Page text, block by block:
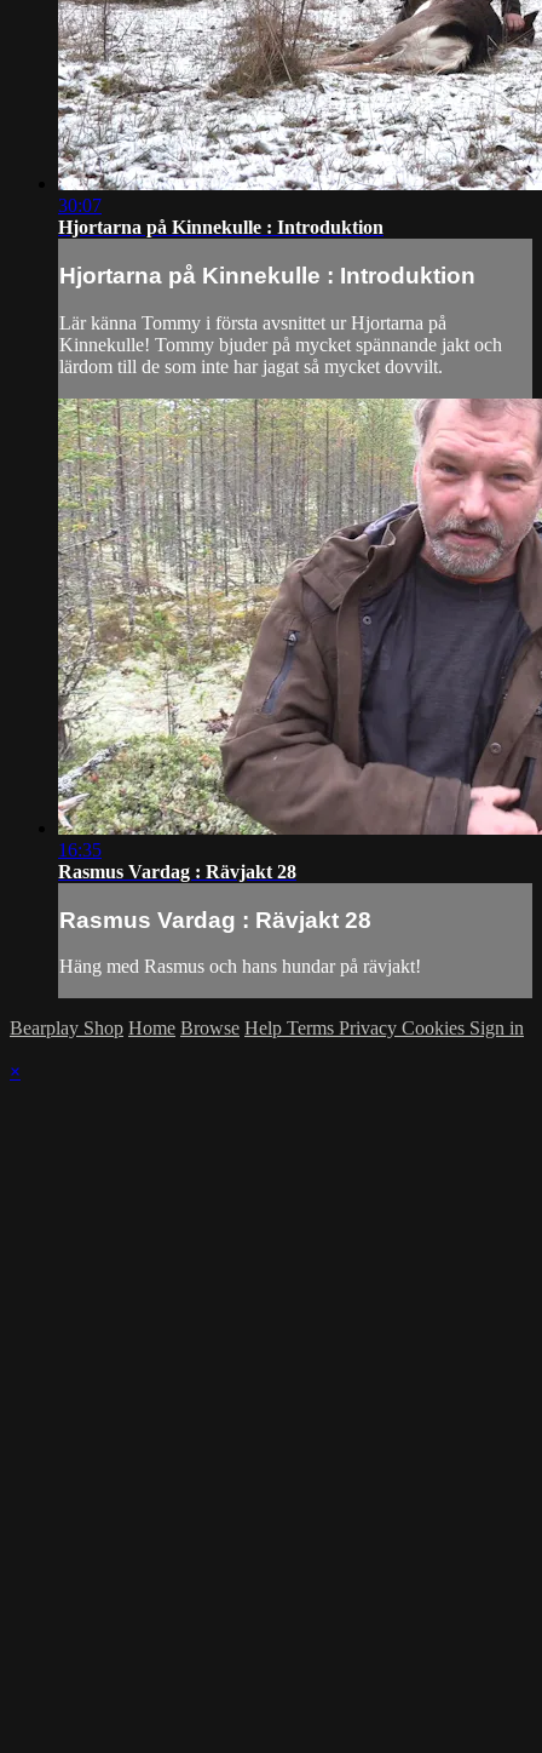
30:07
Hjortarna på Kinnekulle : Introduktion
Hjortarna på Kinnekulle : Introduktion
Lär känna Tommy i första avsnittet ur Hjortarna på
Kinnekulle! Tommy bjuder på mycket spännande jakt och
lärdom till de som inte har jagat så mycket dovvilt.
16:35
Rasmus Vardag : Rävjakt 28
Rasmus Vardag : Rävjakt 28
Häng med Rasmus och hans hundar på rävjakt!
Bearplay Shop Home Browse Help Terms Privacy Cookies Sign in
×